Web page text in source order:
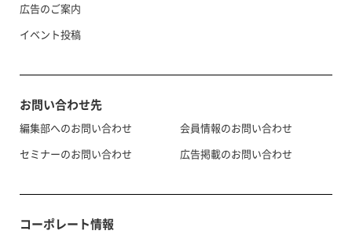
広告のご案内
イベント投稿
お問い合わせ先
編集部へのお問い合わせ
セミナーのお問い合わせ
会員情報のお問い合わせ
広告掲載のお問い合わせ
コーポレート情報